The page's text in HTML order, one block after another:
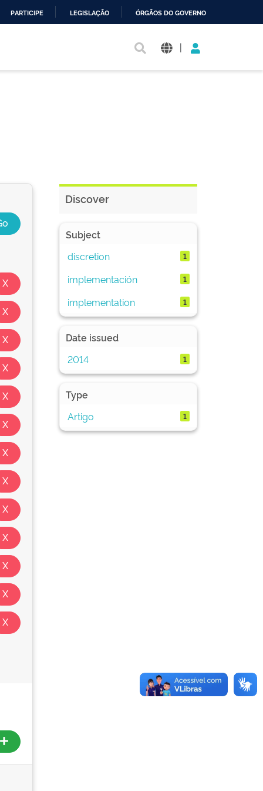
PARTICIPE LEGISLAÇÃO ÓRGÃOS DO GOVERNO
|
Discover
Subject
discretion
1
implementación 1
implementation 1
Date issued
2014
1
Type
Artigo
1